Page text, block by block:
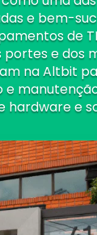
e bem-
de
portes e dos
na Altbit
hardware e